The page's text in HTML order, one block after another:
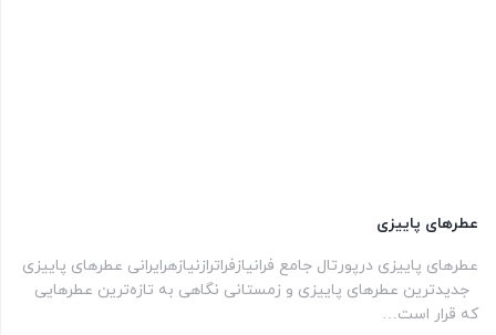
عطرهای پاییزی
عطرهای پاییزی درپورتال جامع فرانیازفراترازنیازهرایرانی عطرهای پاییزی
جدیدترین عطرهای پاییزی و زمستانی نگاهی به تازه‌ترین عطرهایی
که قرار است…